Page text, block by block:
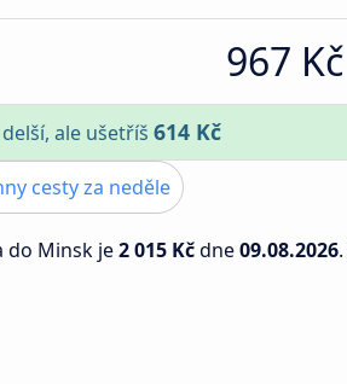
967 Kč
ale ušetříš 614 Kč
cesty za neděle
do Minsk je2 015 Kčdne09.08.2026